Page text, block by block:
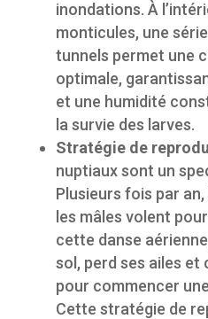
inondations. À
monticules, une
tunnels permet une
optimale,
et une humidité
la survie des larves.
Stratégie de
nuptiaux sont un
Plusieurs fois par
les mâles volent
cette danse
sol, perd ses ailes
pour commencer
Cette stratégie de